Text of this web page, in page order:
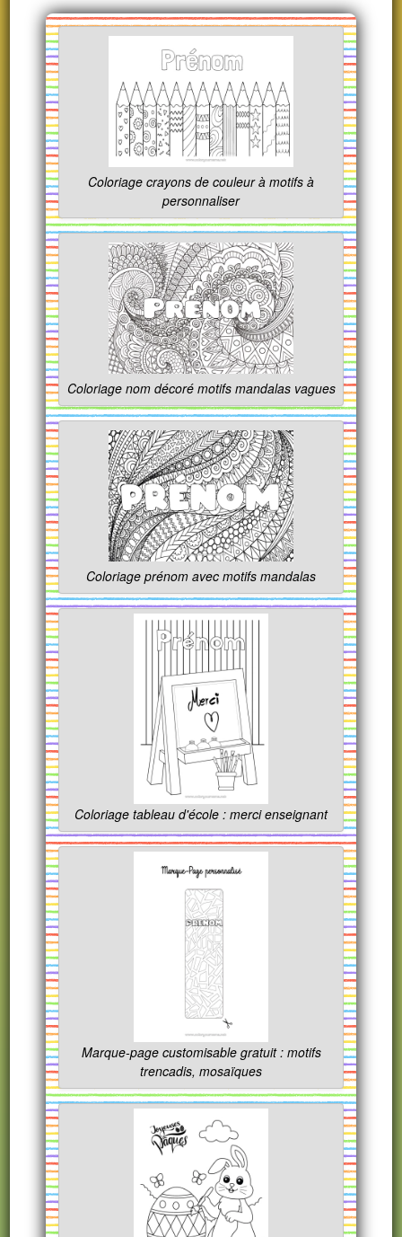
Coloriage crayons de couleur à motifs à
personnaliser
Coloriage nom décoré motifs mandalas vagues
Coloriage prénom avec motifs mandalas
Coloriage tableau d'école : merci enseignant
Marque-page customisable gratuit : motifs
trencadis, mosaïques